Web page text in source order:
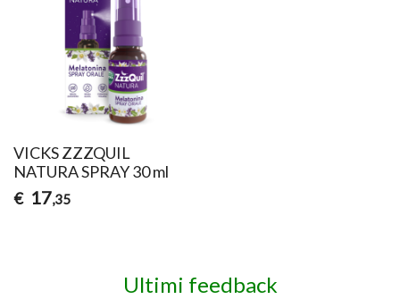
VICKS ZZZQUIL
NATURA SPRAY 30 ml
€ 17,35
Ultimi feedback